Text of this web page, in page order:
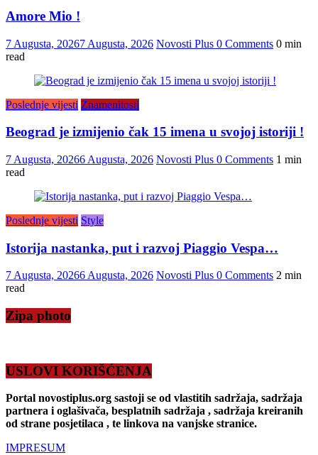
Amore Mio !
7 Augusta, 20267 Augusta, 2026 Novosti Plus 0 Comments 0 min
read
Poslednje vijesti Znamenitosti
Beograd je izmijenio čak 15 imena u svojoj istoriji !
7 Augusta, 20266 Augusta, 2026 Novosti Plus 0 Comments 1 min
read
Poslednje vijesti Style
Istorija nastanka, put i razvoj Piaggio Vespa…
7 Augusta, 20266 Augusta, 2026 Novosti Plus 0 Comments 2 min
read
Zipa photo
USLOVI KORIŠĆENJA
Portal novostiplus.org sastoji se od vlastitih sadržaja, sadržaja
partnera i oglašivača, besplatnih sadržaja , sadržaja kreiranih
od strane posjetilaca , te linkova na vanjske stranice.
IMPRESUM